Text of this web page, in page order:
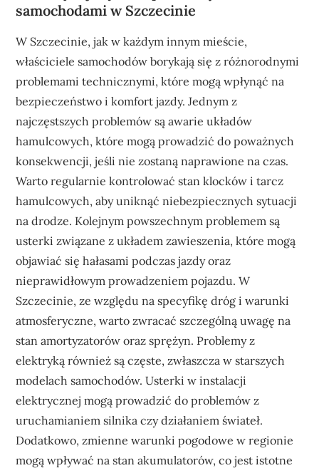
samochodami w Szczecinie
W Szczecinie, jak w każdym innym mieście,
właściciele samochodów borykają się z różnorodnymi
problemami technicznymi, które mogą wpłynąć na
bezpieczeństwo i komfort jazdy. Jednym z
najczęstszych problemów są awarie układów
hamulcowych, które mogą prowadzić do poważnych
konsekwencji, jeśli nie zostaną naprawione na czas.
Warto regularnie kontrolować stan klocków i tarcz
hamulcowych, aby uniknąć niebezpiecznych sytuacji
na drodze. Kolejnym powszechnym problemem są
usterki związane z układem zawieszenia, które mogą
objawiać się hałasami podczas jazdy oraz
nieprawidłowym prowadzeniem pojazdu. W
Szczecinie, ze względu na specyfikę dróg i warunki
atmosferyczne, warto zwracać szczególną uwagę na
stan amortyzatorów oraz sprężyn. Problemy z
elektryką również są częste, zwłaszcza w starszych
modelach samochodów. Usterki w instalacji
elektrycznej mogą prowadzić do problemów z
uruchamianiem silnika czy działaniem świateł.
Dodatkowo, zmienne warunki pogodowe w regionie
mogą wpływać na stan akumulatorów, co jest istotne